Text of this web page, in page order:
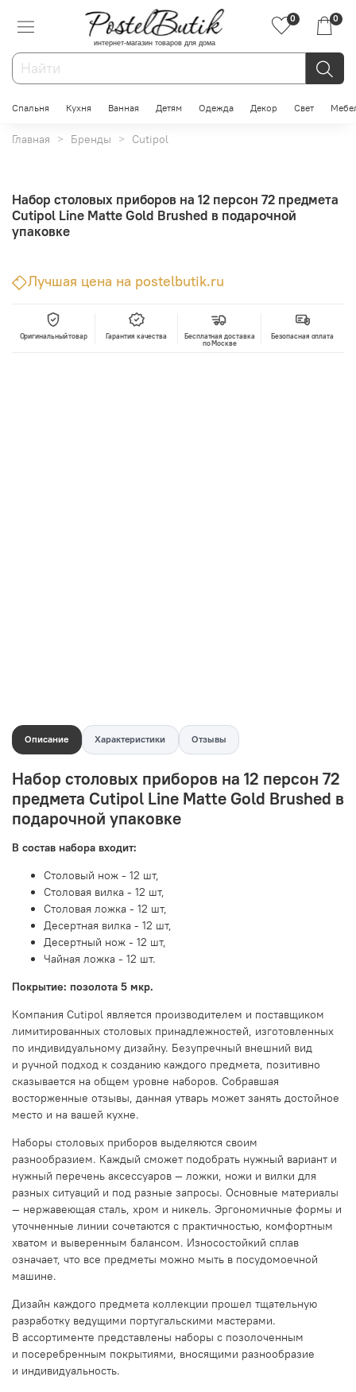
интернет-магазин товаров для дома
0 0
Спальня Кухня Ванная Детям Одежда Декор Свет
Главная Бренды Cutipol
Набор столовых приборов на 12 персон 72 предмета
Cutipol Line Matte Gold Brushed в подарочной
упаковке
Лучшая цена на postelbutik.ru
Оригинальный товар Гарантия качества
Бесплатная доставка
по Москве
Безопасная оплата
Описание Характеристики Отзывы
Набор столовых приборов на 12 персон 72
предмета Cutipol Line Matte Gold Brushed в
подарочной упаковке
В состав набора входит:
Столовый нож - 12 шт,
Столовая вилка - 12 шт,
Столовая ложка - 12 шт,
Десертная вилка - 12 шт,
Десертный нож - 12 шт,
Чайная ложка - 12 шт.
Покрытие: позолота 5 мкр.
Компания Cutipol является производителем и поставщиком
лимитированных столовых принадлежностей, изготовленных
по индивидуальному дизайну. Безупречный внешний вид
и ручной подход к созданию каждого предмета, позитивно
сказывается на общем уровне наборов. Собравшая
восторженные отзывы, данная утварь может занять достойное
место и на вашей кухне.
Наборы столовых приборов выделяются своим
разнообразием. Каждый сможет подобрать нужный вариант и
нужный перечень аксессуаров — ложки, ножи и вилки для
разных ситуаций и под разные запросы. Основные материалы
— нержавеющая сталь, хром и никель. Эргономичные формы и
уточненные линии сочетаются с практичностью, комфортным
хватом и выверенным балансом. Износостойкий сплав
означает, что все предметы можно мыть в посудомоечной
машине.
Дизайн каждого предмета коллекции прошел тщательную
разработку ведущими португальскими мастерами.
В ассортименте представлены наборы с позолоченным
и посеребренным покрытиями, вносящими разнообразие
и индивидуальность.